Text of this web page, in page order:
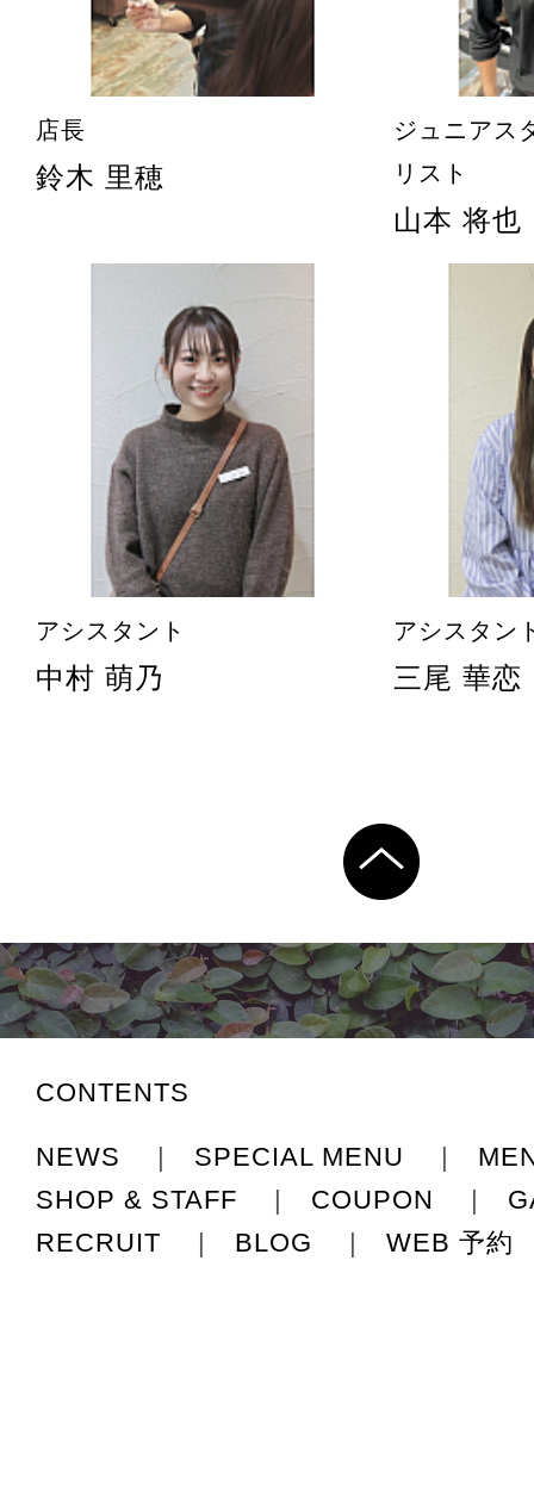
店長
鈴木 里穂
ジュニアス
リスト
山本 将也
アシスタント
中村 萌乃
アシスタン
三尾 華恋
CONTENTS
NEWS | SPECIAL MENU |
SHOP & STAFF
| COUPON |
RECRUIT
| BLOG | WEB 予約